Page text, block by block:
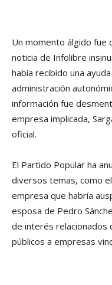
Un momento álgido fue
noticia de Infolibre
había recibido una
administración
información fue
empresa implicada,
oficial.
El Partido Popular ha
diversos temas, como
empresa que habría
esposa de Pedro
de interés relacionados
públicos a empresas